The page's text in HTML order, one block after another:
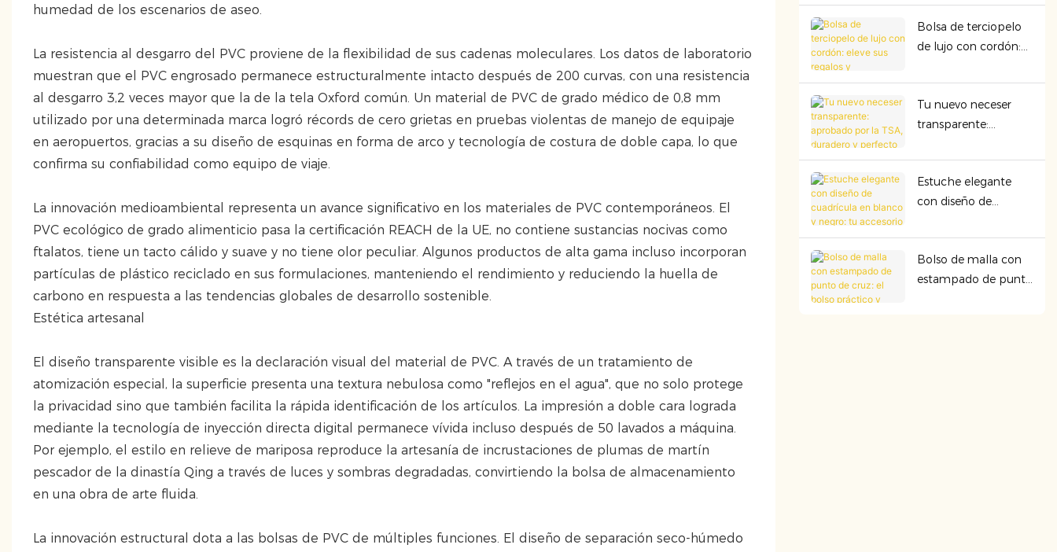
humedad de los escenarios de aseo.
La resistencia al desgarro del PVC proviene de la flexibilidad de sus cadenas moleculares. Los datos de laboratorio
muestran que el PVC engrosado permanece estructuralmente intacto después de 200 curvas, con una resistencia
al desgarro 3,2 veces mayor que la de la tela Oxford común. Un material de PVC de grado médico de 0,8 mm
utilizado por una determinada marca logró récords de cero grietas en pruebas violentas de manejo de equipaje
en aeropuertos, gracias a su diseño de esquinas en forma de arco y tecnología de costura de doble capa, lo que
confirma su confiabilidad como equipo de viaje.
La innovación medioambiental representa un avance significativo en los materiales de PVC contemporáneos. El
PVC ecológico de grado alimenticio pasa la certificación REACH de la UE, no contiene sustancias nocivas como
ftalatos, tiene un tacto cálido y suave y no tiene olor peculiar. Algunos productos de alta gama incluso incorporan
partículas de plástico reciclado en sus formulaciones, manteniendo el rendimiento y reduciendo la huella de
carbono en respuesta a las tendencias globales de desarrollo sostenible.
Estética artesanal
El diseño transparente visible es la declaración visual del material de PVC. A través de un tratamiento de
atomización especial, la superficie presenta una textura nebulosa como "reflejos en el agua", que no solo protege
la privacidad sino que también facilita la rápida identificación de los artículos. La impresión a doble cara lograda
mediante la tecnología de inyección directa digital permanece vívida incluso después de 50 lavados a máquina.
Por ejemplo, el estilo en relieve de mariposa reproduce la artesanía de incrustaciones de plumas de martín
pescador de la dinastía Qing a través de luces y sombras degradadas, convirtiendo la bolsa de almacenamiento
en una obra de arte fluida.
La innovación estructural dota a las bolsas de PVC de múltiples funciones. El diseño de separación seco-húmedo
sostenible ideal
Bolsa de terciopelo
de lujo con cordón:
organización con
calidad premium
Tu nuevo neceser
transparente:
duradero y perfecto
para cualquier
aventura.
Estuche elegante
con diseño de
y negro: tu accesorio
esencial para llevar
contigo.
Bolso de malla con
estampado de punto